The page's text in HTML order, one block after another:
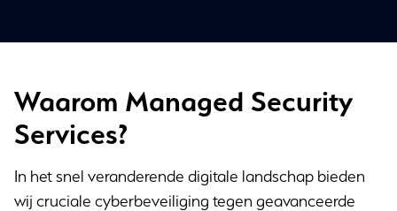
Waarom Managed Security
Services?
In het snel veranderende digitale landschap bieden
wij cruciale cyberbeveiliging tegen geavanceerde